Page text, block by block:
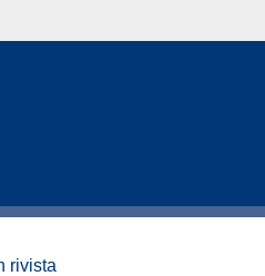
rivista